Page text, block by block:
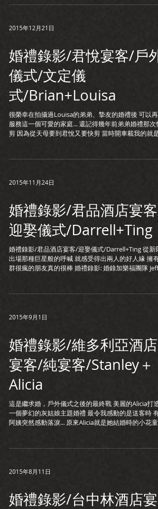
2015年12月21日
婚禮錄影/君悅宴客/戶外
儀式/文定儀
式/Brian+Louisa
很榮幸在拍攝過Louisa的弟弟、摯友的婚禮後 可以再次
服務這一個可愛的家庭... 還記得幾年前弟弟婚禮那次快
剪 因為從天母要到君悅又要快剪 當時開車載我的就是
2015年11月24日
婚禮錄影/君品酒店宴客/
迎娶儀式/Darrell+Ting
婚禮錄影/君品酒店宴客/迎娶儀式/Darrell+Ting 從新郎
出場那種巨星般的呼喊 就感受得出兩人的好人緣 擁有一
群很瘋的朋友真的很棒 婚禮錄影: 婚錄加樂福團隊 Jeff
2015年9月1日
婚禮錄影/維多利亞酒店
宴客/純宴客/Stanley＋
Alicia
這是繼求婚，戶外儀式之後的最終戰 美麗的Alicia打造
一個夢幻的灰姑娘主題婚禮 最令我感動的是送客時 有
阿姨突然感動落淚... 原來Alicia就是她結婚時的小花童...
2015年8月11日
婚禮錄影/台中林酒店宴